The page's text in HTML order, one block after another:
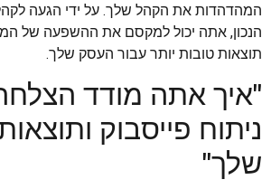
המהדהדות את הקהל שלך. על ידי הגעה
הנכון, אתה יכול למקסם את ההשפעה של
תוצאות טובות יותר עבור העסק שלך.
"איך אתה מודד
ניתוח פייסבוק
שלך"